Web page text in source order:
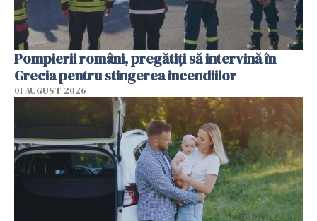
Pompierii români, pregătiţi să intervină în
Grecia pentru stingerea incendiilor
01 AUGUST 2026